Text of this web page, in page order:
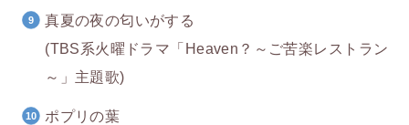
真夏の夜の匂いがする
(TBS系火曜ドラマ「Heaven？～ご苦楽レストラン
～」主題歌)
ポプリの葉